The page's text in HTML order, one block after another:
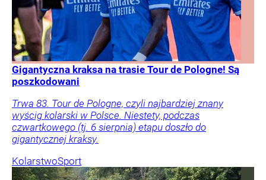
Gigantyczna kraksa na trasie Tour de Pologne! Są
poszkodowani
Trwa 83. Tour de Pologne, czyli najbardziej znany
wyścig kolarski w Polsce. Niestety, podczas
czwartkowego (tj. 6 sierpnia) etapu doszło do
gigantycznej kraksy.
KolarstwoSport